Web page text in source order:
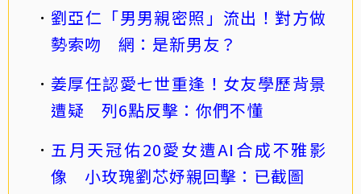
劉亞仁「男男親密照」流出！對方做
勢索吻 網：是新男友？
姜厚任認愛七世重逢！女友學歷背景
遭疑 列6點反擊：你們不懂
五月天冠佑20愛女遭AI合成不雅影
像 小玫瑰劉芯妤親回擊：已截圖